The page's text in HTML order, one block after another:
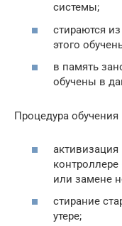
системы;
стираются
этого
в память
обучены в
Процедура
или замене
стирание
утере;